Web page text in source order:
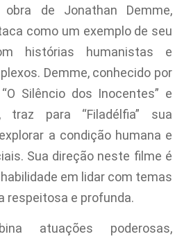
de Jonathan Demme,
como um exemplo de seu
histórias humanistas e
Demme, conhecido por
Silêncio dos Inocentes” e
traz para “Filadélfia” sua
a condição humana e
Sua direção neste filme é
em lidar com temas
respeitosa e profunda.
atuações poderosas,